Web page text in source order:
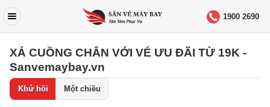
1900 2690
XẢ CUỒNG CHÂN VỚI VÉ ƯU ĐÃI TỪ 19K -
Sanvemaybay.vn
Khứ hồi Một chiều